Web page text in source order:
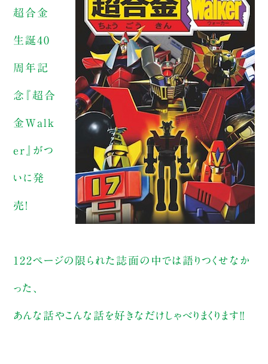
超合金
生誕40
周年記
念『超合
金Walk
er』がつ
いに発
売！
122ページの限られた誌面の中では語りつくせなか
った、
あんな話やこんな話を好きなだけしゃべりまくります!!